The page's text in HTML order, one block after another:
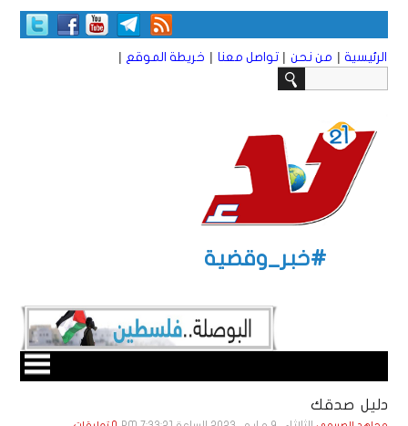
الرئيسية | من نحن | تواصل معنا | خريطة الموقع |
#خبر_وقضية
دليل صدقك